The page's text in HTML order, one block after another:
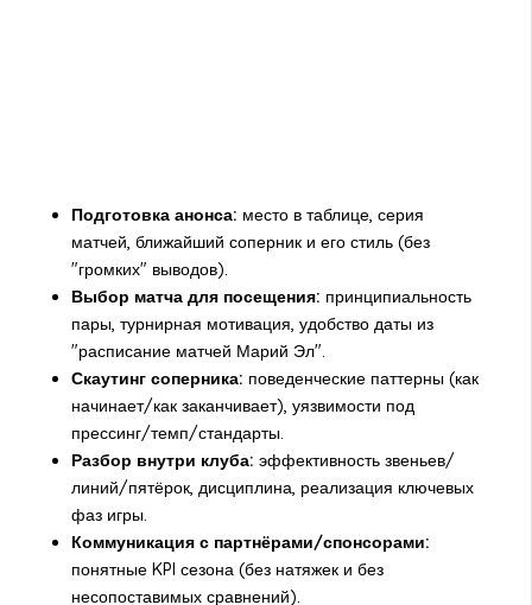
Подготовка анонса: место в таблице, серия
матчей, ближайший соперник и его стиль (без
"громких" выводов).
Выбор матча для посещения: принципиальность
пары, турнирная мотивация, удобство даты из
"расписание матчей Марий Эл".
Скаутинг соперника: поведенческие паттерны (как
начинает/как заканчивает), уязвимости под
прессинг/темп/стандарты.
Разбор внутри клуба: эффективность звеньев/
линий/пятёрок, дисциплина, реализация ключевых
фаз игры.
Коммуникация с партнёрами/спонсорами:
понятные KPI сезона (без натяжек и без
несопоставимых сравнений).